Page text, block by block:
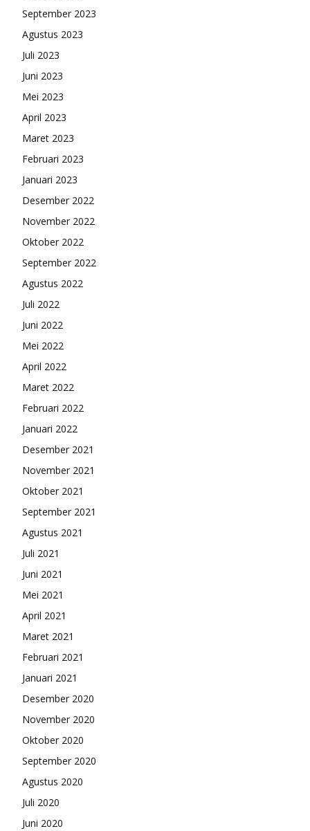
September 2023
Agustus 2023
Juli 2023
Juni 2023
Mei 2023
April 2023
Maret 2023
Februari 2023
Januari 2023
Desember 2022
November 2022
Oktober 2022
September 2022
Agustus 2022
Juli 2022
Juni 2022
Mei 2022
April 2022
Maret 2022
Februari 2022
Januari 2022
Desember 2021
November 2021
Oktober 2021
September 2021
Agustus 2021
Juli 2021
Juni 2021
Mei 2021
April 2021
Maret 2021
Februari 2021
Januari 2021
Desember 2020
November 2020
Oktober 2020
September 2020
Agustus 2020
Juli 2020
Juni 2020